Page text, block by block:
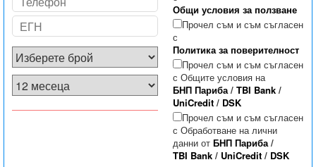
Общи условия за ползване
Прочел съм и съм съгласен
с
Политика за поверителност
Прочел съм и съм съгласен
с Общите условия на
БНП Париба/ TBI Bank/
UniCredit/ DSK
Прочел съм и съм съгласен
с Обработване на лични
данни от БНП Париба/
TBI Bank/ UniCredit/ DSK